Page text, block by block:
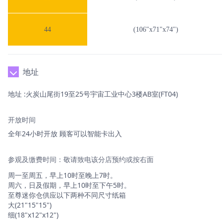
44 (106"x71"x74")
地址
地址 :火炭山尾街19至25号宇宙工业中心3楼AB室(FT04)
开放时间
全年24小时开放 顾客可以智能卡出入
参观及缴费时间：敬请致电该分店预约或按右面
周一至周五，早上10时至晚上7时。
周六，日及假期，早上10时至下午5时。
至尊迷你仓供应以下两种不同尺寸纸箱
大(21"15"15")
细(18"x12"x12")